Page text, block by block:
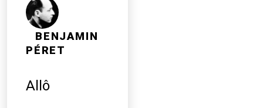
BENJAMIN
PÉRET
Allô